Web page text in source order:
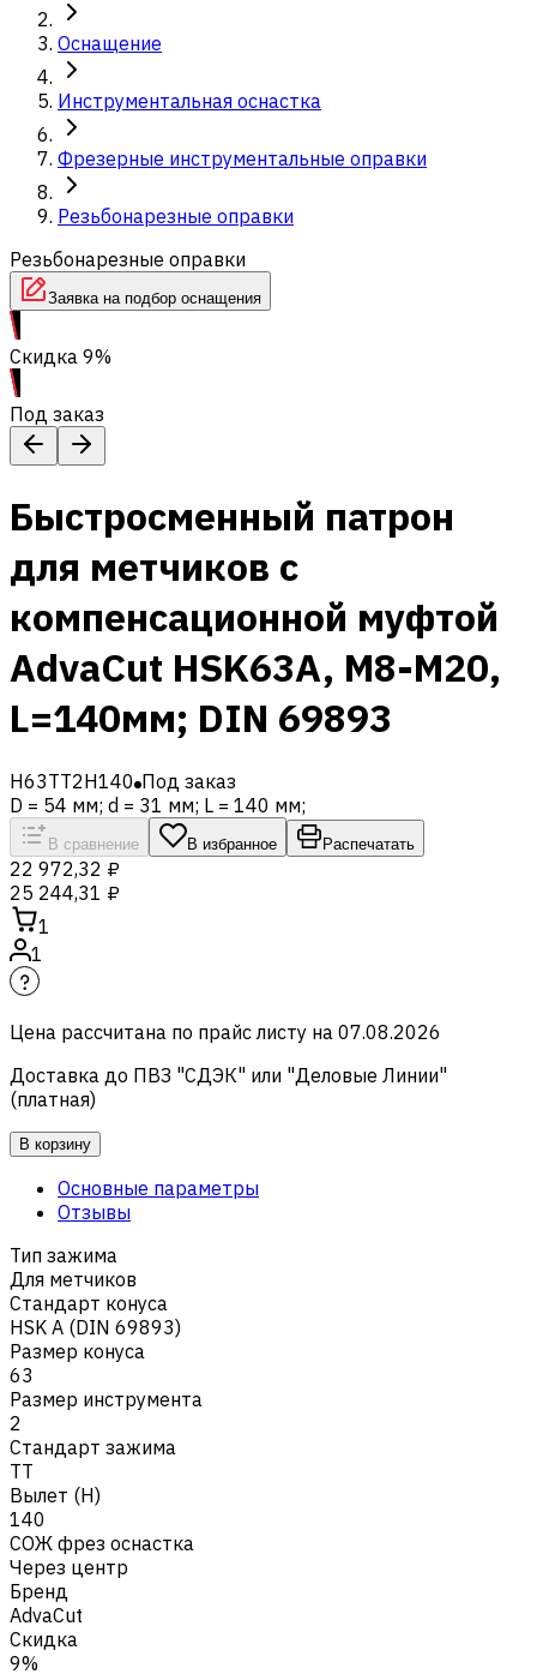
Оснащение
Инструментальная оснастка
Фрезерные инструментальные оправки
Резьбонарезные оправки
Резьбонарезные оправки
Заявка на подбор оснащения
Скидка 9%
Под заказ
Быстросменный патрон
для метчиков с
компенсационной муфтой
AdvaCut HSK63A, M8-M20,
L=140мм; DIN 69893
H63TT2H140 Под заказ
D = 54 мм; d = 31 мм; L = 140 мм;
В сравнение В избранное Распечатать
22 972,32 ₽
25 244,31 ₽
1
1
Цена рассчитана по прайс листу на 07.08.2026
Доставка до ПВЗ "СДЭК" или "Деловые Линии"
(платная)
В корзину
Основные параметры
Отзывы
Тип зажима
Для метчиков
Стандарт конуса
HSK A (DIN 69893)
Размер конуса
63
Размер инструмента
2
Стандарт зажима
TT
Вылет (H)
140
СОЖ фрез оснастка
Через центр
Бренд
AdvaCut
Скидка
9%